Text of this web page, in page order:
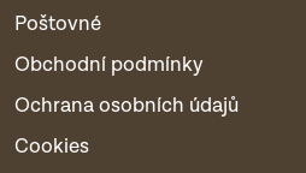
Poštovné
Obchodní podmínky
Ochrana osobních údajů
Cookies